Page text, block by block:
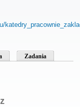
Zadania